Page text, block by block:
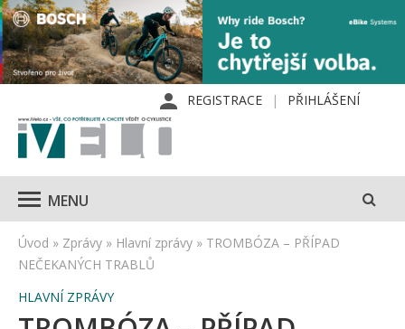
REGISTRACE PŘIHLÁŠENÍ
MENU
Úvod » Zprávy » Hlavní zprávy » TROMBÓZA – PŘÍPAD
NEČEKANÝCH TRABLŮ
HLAVNÍ ZPRÁVY